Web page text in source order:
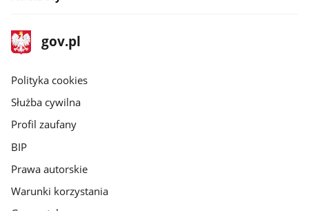
stopka
gov.pl
Strona
gov.pl
gov.pl
Polityka cookies
Służba cywilna
Profil zaufany
BIP
Prawa autorskie
Warunki korzystania